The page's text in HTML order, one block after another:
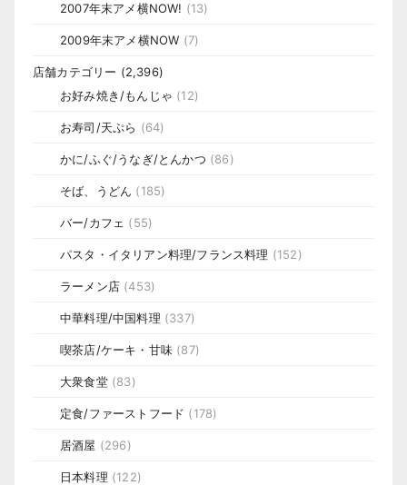
2007年末アメ横NOW! (13)
2009年末アメ横NOW (7)
店舗カテゴリー (2,396)
お好み焼き/もんじゃ (12)
お寿司/天ぷら (64)
かに/ふぐ/うなぎ/とんかつ (86)
そば、うどん (185)
バー/カフェ (55)
パスタ・イタリアン料理/フランス料理 (152)
ラーメン店 (453)
中華料理/中国料理 (337)
喫茶店/ケーキ・甘味 (87)
大衆食堂(83)
定食/ファーストフード (178)
居酒屋 (296)
日本料理 (122)